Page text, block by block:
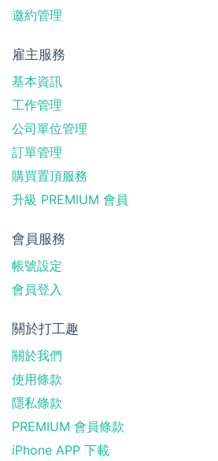
邀約管理
雇主服務
基本資訊
工作管理
公司單位管理
訂單管理
購買置頂服務
升級 PREMIUM 會員
會員服務
帳號設定
會員登入
關於打工趣
關於我們
使用條款
隱私條款
PREMIUM 會員條款
iPhone APP 下載